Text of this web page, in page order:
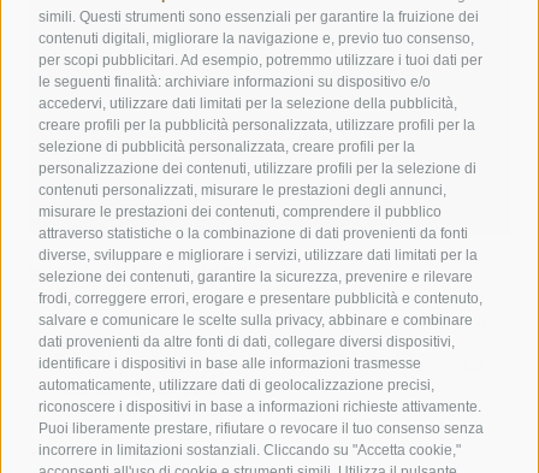
simili. Questi strumenti sono essenziali per garantire la fruizione dei
contenuti digitali, migliorare la navigazione e, previo tuo consenso,
per scopi pubblicitari. Ad esempio, potremmo utilizzare i tuoi dati per
le seguenti finalità: archiviare informazioni su dispositivo e/o
accedervi, utilizzare dati limitati per la selezione della pubblicità,
creare profili per la pubblicità personalizzata, utilizzare profili per la
selezione di pubblicità personalizzata, creare profili per la
personalizzazione dei contenuti, utilizzare profili per la selezione di
contenuti personalizzati, misurare le prestazioni degli annunci,
misurare le prestazioni dei contenuti, comprendere il pubblico
attraverso statistiche o la combinazione di dati provenienti da fonti
diverse, sviluppare e migliorare i servizi, utilizzare dati limitati per la
selezione dei contenuti, garantire la sicurezza, prevenire e rilevare
frodi, correggere errori, erogare e presentare pubblicità e contenuto,
salvare e comunicare le scelte sulla privacy, abbinare e combinare
dati provenienti da altre fonti di dati, collegare diversi dispositivi,
identificare i dispositivi in base alle informazioni trasmesse
automaticamente, utilizzare dati di geolocalizzazione precisi,
riconoscere i dispositivi in base a informazioni richieste attivamente.
Puoi liberamente prestare, rifiutare o revocare il tuo consenso senza
incorrere in limitazioni sostanziali. Cliccando su "Accetta cookie,"
Kronplatz Hotel ANDER
Soggiornare in posizione tranquilla vicino al centro di Brunico
Stile contemporaneo con attenzione alla tradizione
Giardino privato con piscina & esperienze nella natura a due
passi dal Plan de Corones
Gustare specialità altoatesine